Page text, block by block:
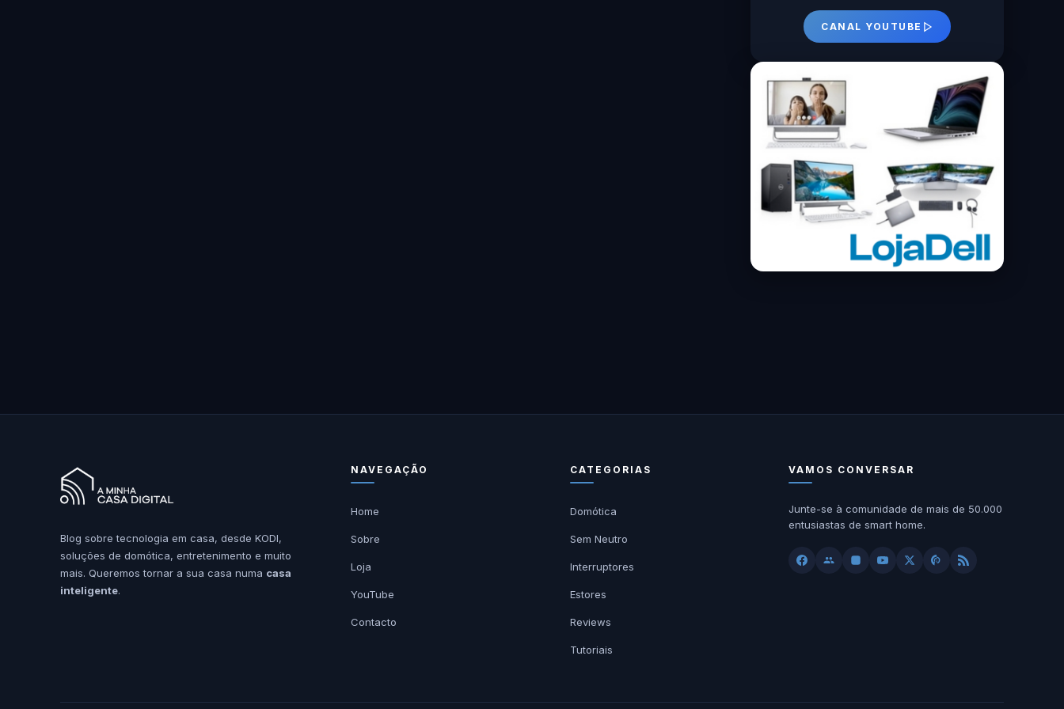
CANAL YOUTUBE
Blog sobre tecnologia em casa, desde KODI,
soluções de domótica, entretenimento e muito
mais. Queremos tornar a sua casa numa casa
inteligente.
NAVEGAÇÃO
Home
Sobre
Loja
YouTube
Contacto
CATEGORIAS
Domótica
Sem Neutro
Interruptores
Estores
Reviews
Tutoriais
VAMOS CONVERSAR
Junte-se à comunidade de mais de 50.000
entusiastas de smart home.